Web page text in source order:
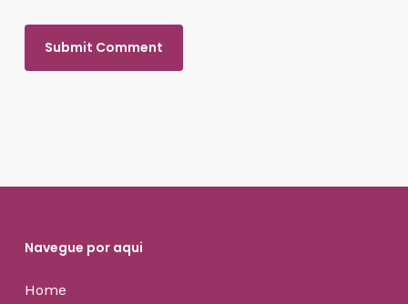
Navegue por aqui
Home